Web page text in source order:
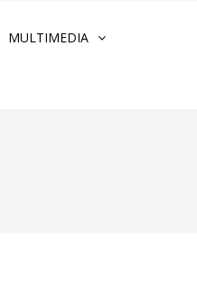
MULTIMEDIA